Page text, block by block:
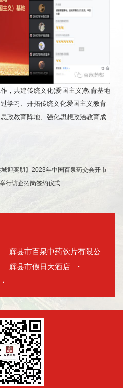
共建传统文化(爱国主义)教育基地
学习、开拓传统文化爱国主义教育
政教育阵地、强化思想政治教育成
城迎宾朋】2023年中国百泉药交会开市
行访企拓岗签约仪式
辉县市百泉中药饮片有限公
司
·
辉县市假日大酒店
·
·